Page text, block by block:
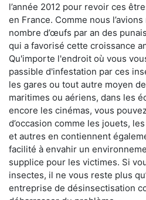
l’année 2012 pour revoir ces
en France. Comme nous
nombre d’œufs par an des
qui a favorisé cette croissance
Qu'importe l'endroit où vous
passible d'infestation par ces
les gares ou tout autre moyen
maritimes ou aériens, dans les
encore les cinémas, vous
d’occasion comme les jouets,
et autres en contiennent
facilité à envahir un
supplice pour les victimes. Si
insectes, il ne vous reste plus
entreprise de désinsectisation